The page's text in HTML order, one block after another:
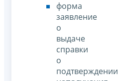
форма
заявление
о
выдаче
справки
о
подтверждении